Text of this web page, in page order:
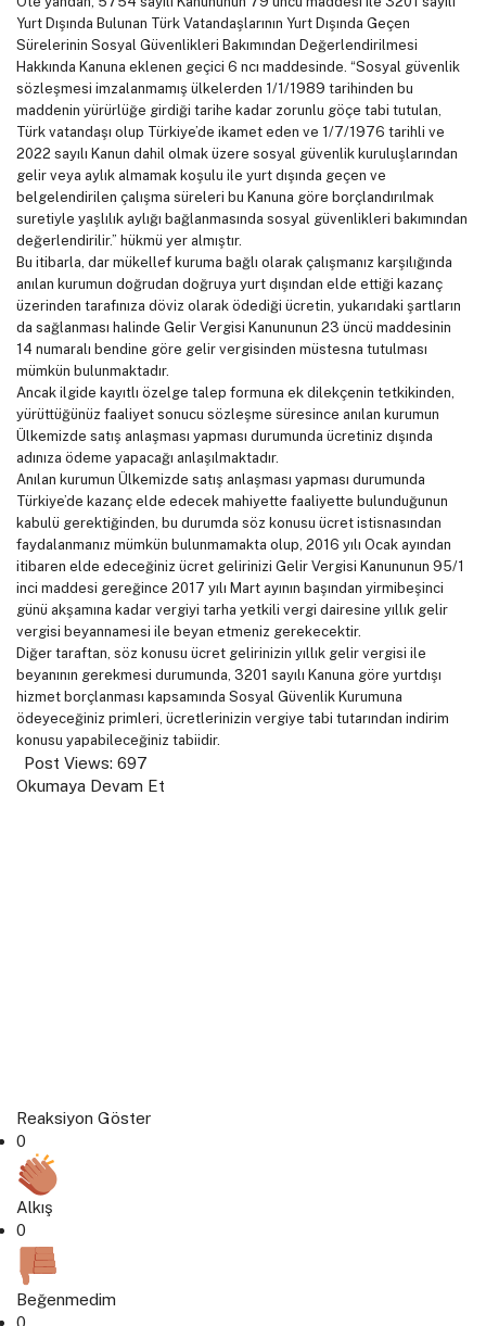
Yurt Dışında Bulunan Türk Vatandaşlarının Yurt Dışında Geçen
Sürelerinin Sosyal Güvenlikleri Bakımından Değerlendirilmesi
Hakkında Kanuna eklenen geçici 6 ncı maddesinde. “Sosyal güvenlik
sözleşmesi imzalanmamış ülkelerden 1/1/1989 tarihinden bu
maddenin yürürlüğe girdiği tarihe kadar zorunlu göçe tabi tutulan,
Türk vatandaşı olup Türkiye’de ikamet eden ve 1/7/1976 tarihli ve
2022 sayılı Kanun dahil olmak üzere sosyal güvenlik kuruluşlarından
gelir veya aylık almamak koşulu ile yurt dışında geçen ve
belgelendirilen çalışma süreleri bu Kanuna göre borçlandırılmak
suretiyle yaşlılık aylığı bağlanmasında sosyal güvenlikleri bakımından
değerlendirilir.” hükmü yer almıştır.
Bu itibarla, dar mükellef kuruma bağlı olarak çalışmanız karşılığında
anılan kurumun doğrudan doğruya yurt dışından elde ettiği kazanç
üzerinden tarafınıza döviz olarak ödediği ücretin, yukarıdaki şartların
da sağlanması halinde Gelir Vergisi Kanununun 23 üncü maddesinin
14 numaralı bendine göre gelir vergisinden müstesna tutulması
mümkün bulunmaktadır.
Ancak ilgide kayıtlı özelge talep formuna ek dilekçenin tetkikinden,
yürüttüğünüz faaliyet sonucu sözleşme süresince anılan kurumun
Ülkemizde satış anlaşması yapması durumunda ücretiniz dışında
adınıza ödeme yapacağı anlaşılmaktadır.
Anılan kurumun Ülkemizde satış anlaşması yapması durumunda
Türkiye’de kazanç elde edecek mahiyette faaliyette bulunduğunun
kabulü gerektiğinden, bu durumda söz konusu ücret istisnasından
faydalanmanız mümkün bulunmamakta olup, 2016 yılı Ocak ayından
itibaren elde edeceğiniz ücret gelirinizi Gelir Vergisi Kanununun 95/1
inci maddesi gereğince 2017 yılı Mart ayının başından yirmibeşinci
günü akşamına kadar vergiyi tarha yetkili vergi dairesine yıllık gelir
vergisi beyannamesi ile beyan etmeniz gerekecektir.
Diğer taraftan, söz konusu ücret gelirinizin yıllık gelir vergisi ile
beyanının gerekmesi durumunda, 3201 sayılı Kanuna göre yurtdışı
hizmet borçlanması kapsamında Sosyal Güvenlik Kurumuna
ödeyeceğiniz primleri, ücretlerinizin vergiye tabi tutarından indirim
konusu yapabileceğiniz tabiidir.
Post Views: 697
Okumaya Devam Et
Reaksiyon Göster
0
Alkış
0
Beğenmedim
0